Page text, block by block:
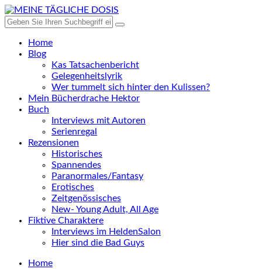
Home
Blog
Kas Tatsachenbericht
Gelegenheitslyrik
Wer tummelt sich hinter den Kulissen?
Mein Bücherdrache Hektor
Buch
Interviews mit Autoren
Serienregal
Rezensionen
Historisches
Spannendes
Paranormales/Fantasy
Erotisches
Zeitgenössisches
New- Young Adult, All Age
Fiktive Charaktere
Interviews im HeldenSalon
Hier sind die Bad Guys
Home